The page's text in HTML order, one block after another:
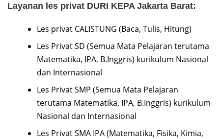
Layanan les privat DURI KEPA Jakarta Barat:
Les privat CALISTUNG (Baca, Tulis, Hitung)
Les Privat SD (Semua Mata Pelajaran terutama
Matematika, IPA, B.Inggris) kurikulum Nasional
dan Internasional
Les Privat SMP (Semua Mata Pelajaran
terutama Matematika, IPA, B.Inggris) kurikulum
Nasional dan Internasional
Les Privat SMA IPA (Matematika, Fisika, Kimia,